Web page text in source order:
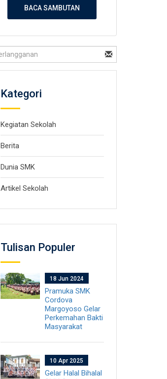
BACA SAMBUTAN
Kategori
Kegiatan Sekolah
Berita
Dunia SMK
Artikel Sekolah
Tulisan Populer
18 Jun 2024
Pramuka SMK
Cordova
Margoyoso Gelar
Perkemahan Bakti
Masyarakat
10 Apr 2025
Gelar Halal Bihalal